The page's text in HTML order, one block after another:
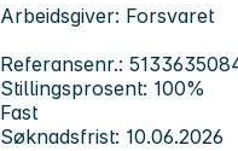
Arbeidsgiver: Forsvaret
Referansenr.:
Stillingsprosent: 100%
Fast
Søknadsfrist: 10.06.2026